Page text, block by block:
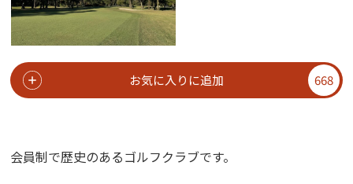
お気に入りに追加 668
会員制で歴史のあるゴルフクラブです。